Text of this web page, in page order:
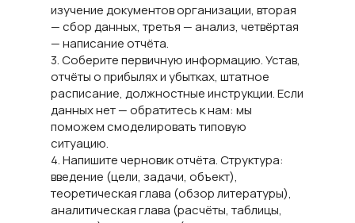
изучение документов организации, вторая
— сбор данных, третья — анализ, четвёртая
— написание отчёта.
3. Соберите первичную информацию. Устав,
отчёты о прибылях и убытках, штатное
расписание, должностные инструкции. Если
данных нет — обратитесь к нам: мы
поможем смоделировать типовую
ситуацию.
4. Напишите черновик отчёта. Структура:
введение (цели, задачи, объект),
теоретическая глава (обзор литературы),
аналитическая глава (расчёты, таблицы,